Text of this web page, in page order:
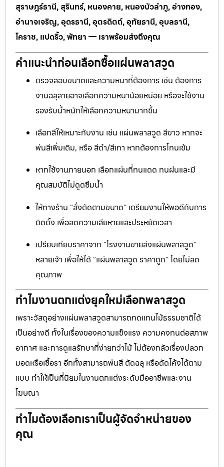
สุราษฎร์ธานี, สุรินทร์, หนองคาย, หนองบัวลำภู, อ่างทอง,
อำนาจเจริญ, อุดรธานี, อุตรดิตถ์, อุทัยธานี, อุบลธานี,
โคราช, แปดริ้ว, พัทยา — เราพร้อมส่งถึงคุณ
คำแนะนำก่อนเลือกซื้อแผ่นพลาสวูด
ตรวจสอบขนาดและความหนาที่ต้องการ เช่น ต้องการ
งานฉลุลายอาจเลือกความหนาน้อยหน่อย หรือจะใช้งาน
รองรับน้ำหนักให้เลือกความหนามากขึ้น
เลือกสีให้เหมาะกับงาน เช่น แผ่นพลาสวูด สีขาว หากจะ
พ่นสีเพิ่มเติม, หรือ สีดำ/สีเทา หากต้องการโทนเข้ม
หากใช้งานภายนอก เลือกแผ่นที่ทนแดด ทนฝนและมี
คุณสมบัติไม่ดูดซึมน้ำ
ให้ทางร้าน “สั่งตัดตามขนาด” เตรียมงานให้พอดีกับการ
ติดตั้ง เพื่อลดความเสียหายและประหยัดเวลา
เปรียบเทียบราคาจาก “โรงงานขายส่งแผ่นพลาสวูด”
หลายเจ้า เพื่อให้ได้ “แผ่นพลาสวูด ราคาถูก” โดยไม่ลด
คุณภาพ
ทำไมงานตกแต่งยุคใหม่เลือกพลาสวูด
เพราะวัสดุอย่างแผ่นพลาสวูดสามารถทดแทนไม้ธรรมชาติได้
เป็นอย่างดี ทั้งในเรื่องของความแข็งแรง ความคงทนต่อสภาพ
อากาศ และการดูแลรักษาที่ง่ายกว่าไม้ ไม่ต้องกลัวเรื่องปลวก
มอดหรือเชื้อรา อีกทั้งสามารถพ่นสี ตัดฉลุ หรือดัดโค้งได้ตาม
แบบ ทำให้เป็นที่นิยมในงานตกแต่งระดับมืออาชีพและงาน
โฆษณา
ทำไมต้องเลือกเราเป็นผู้จัดจำหน่ายของ
คุณ